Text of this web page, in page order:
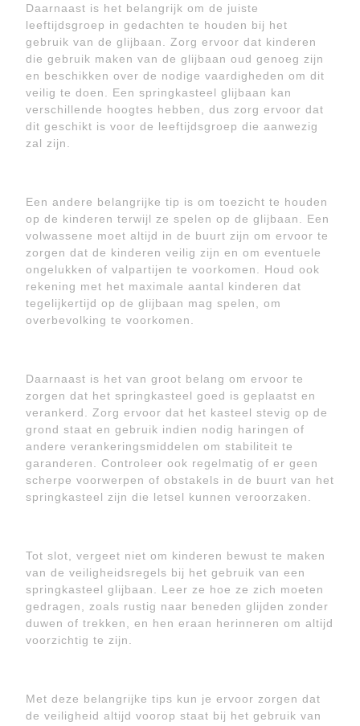
Daarnaast is het belangrijk om de juiste
leeftijdsgroep in gedachten te houden bij het
gebruik van de glijbaan. Zorg ervoor dat kinderen
die gebruik maken van de glijbaan oud genoeg zijn
en beschikken over de nodige vaardigheden om dit
veilig te doen. Een springkasteel glijbaan kan
verschillende hoogtes hebben, dus zorg ervoor dat
dit geschikt is voor de leeftijdsgroep die aanwezig
zal zijn.
Een andere belangrijke tip is om toezicht te houden
op de kinderen terwijl ze spelen op de glijbaan. Een
volwassene moet altijd in de buurt zijn om ervoor te
zorgen dat de kinderen veilig zijn en om eventuele
ongelukken of valpartijen te voorkomen. Houd ook
rekening met het maximale aantal kinderen dat
tegelijkertijd op de glijbaan mag spelen, om
overbevolking te voorkomen.
Daarnaast is het van groot belang om ervoor te
zorgen dat het springkasteel goed is geplaatst en
verankerd. Zorg ervoor dat het kasteel stevig op de
grond staat en gebruik indien nodig haringen of
andere verankeringsmiddelen om stabiliteit te
garanderen. Controleer ook regelmatig of er geen
scherpe voorwerpen of obstakels in de buurt van het
springkasteel zijn die letsel kunnen veroorzaken.
Tot slot, vergeet niet om kinderen bewust te maken
van de veiligheidsregels bij het gebruik van een
springkasteel glijbaan. Leer ze hoe ze zich moeten
gedragen, zoals rustig naar beneden glijden zonder
duwen of trekken, en hen eraan herinneren om altijd
voorzichtig te zijn.
Met deze belangrijke tips kun je ervoor zorgen dat
de veiligheid altijd voorop staat bij het gebruik van